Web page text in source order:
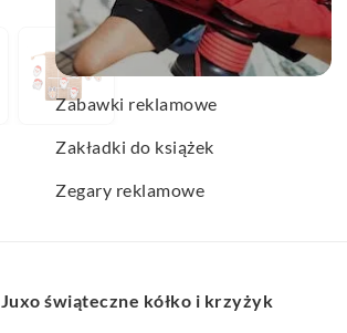
Wachlarze reklamowe
Wagi kuchenne
Zabawki reklamowe
Zakładki do książek
Zegary reklamowe
Juxo świąteczne kółko i krzyżyk